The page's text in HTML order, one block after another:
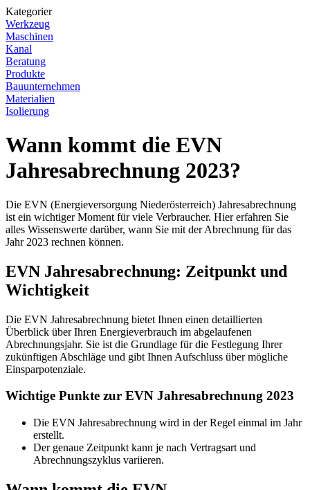
Kategorier
Werkzeug
Maschinen
Kanal
Beratung
Produkte
Bauunternehmen
Materialien
Isolierung
Wann kommt die EVN
Jahresabrechnung 2023?
Die EVN (Energieversorgung Niederösterreich) Jahresabrechnung
ist ein wichtiger Moment für viele Verbraucher. Hier erfahren Sie
alles Wissenswerte darüber, wann Sie mit der Abrechnung für das
Jahr 2023 rechnen können.
EVN Jahresabrechnung: Zeitpunkt und
Wichtigkeit
Die EVN Jahresabrechnung bietet Ihnen einen detaillierten
Überblick über Ihren Energieverbrauch im abgelaufenen
Abrechnungsjahr. Sie ist die Grundlage für die Festlegung Ihrer
zukünftigen Abschläge und gibt Ihnen Aufschluss über mögliche
Einsparpotenziale.
Wichtige Punkte zur EVN Jahresabrechnung 2023
Die EVN Jahresabrechnung wird in der Regel einmal im Jahr
erstellt.
Der genaue Zeitpunkt kann je nach Vertragsart und
Abrechnungszyklus variieren.